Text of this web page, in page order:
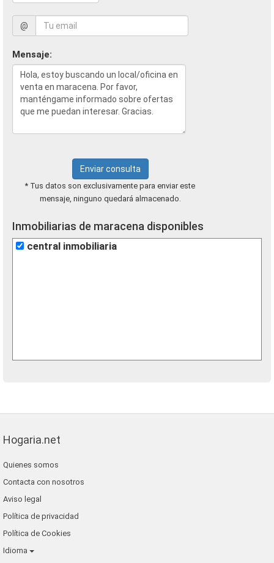
@
Mensaje:
Enviar consulta
* Tus datos son exclusivamente para enviar este
mensaje, ninguno quedará almacenado.
Inmobiliarias de maracena disponibles
central inmobiliaria
Hogaria.net
Quienes somos
Contacta con nosotros
Aviso legal
Política de privacidad
Política de Cookies
Idioma